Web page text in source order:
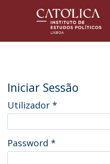
Iniciar Sessão
Utilizador *
Password *